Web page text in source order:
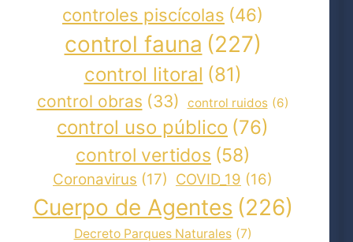
controles piscícolas (46)
control fauna (227)
control litoral (81)
control obras (33) control ruidos (6)
control uso público (76)
control vertidos (58)
Coronavirus (17) COVID_19 (16)
Cuerpo de Agentes (226)
Decreto Parques Naturales (7)